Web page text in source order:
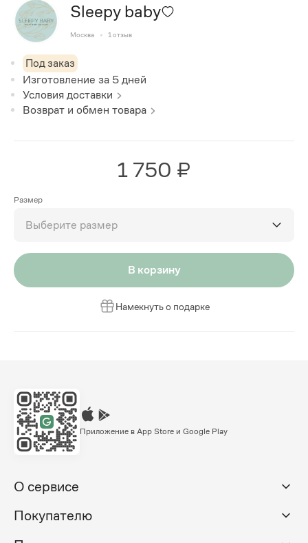
Sleepy baby
Москва 1 отзыв
Под заказ
Изготовление за 5 дней
Условия доставки
Возврат и обмен товара
1 750 ₽
Размер
Выберите размер
В корзину
Намекнуть о подарке
Приложение в App Store и Google Play
О сервисе
Покупателю